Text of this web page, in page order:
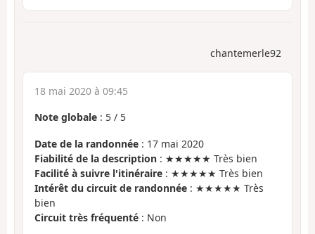
chantemerle92
18 mai 2020 à 09:45
Note globale : 5 / 5
Date de la randonnée : 17 mai 2020
Fiabilité de la description : ★★★★★ Très bien
Facilité à suivre l'itinéraire : ★★★★★ Très bien
Intérêt du circuit de randonnée : ★★★★★ Très
bien
Circuit très fréquenté : Non